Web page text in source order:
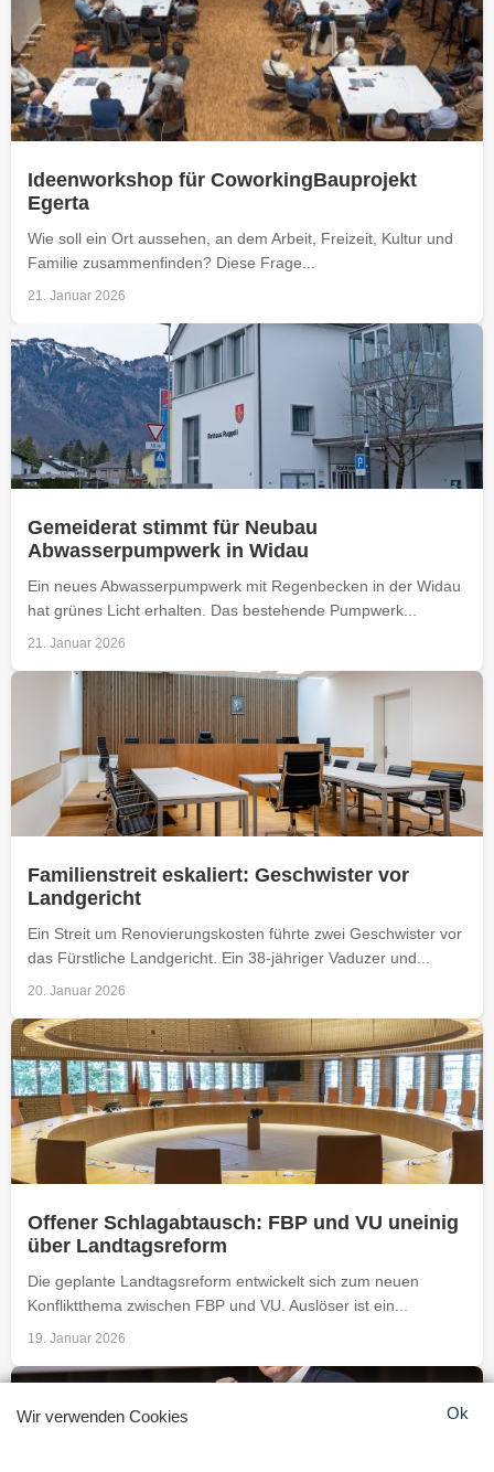
Ideenworkshop für CoworkingBauprojekt
Egerta
Wie soll ein Ort aussehen, an dem Arbeit, Freizeit, Kultur und
Familie zusammenfinden? Diese Frage...
21. Januar 2026
Gemeiderat stimmt für Neubau
Abwasserpumpwerk in Widau
Ein neues Abwasserpumpwerk mit Regenbecken in der Widau
hat grünes Licht erhalten. Das bestehende Pumpwerk...
21. Januar 2026
Familienstreit eskaliert: Geschwister vor
Landgericht
Ein Streit um Renovierungskosten führte zwei Geschwister vor
das Fürstliche Landgericht. Ein 38-jähriger Vaduzer und...
20. Januar 2026
Offener Schlagabtausch: FBP und VU uneinig
über Landtagsreform
Die geplante Landtagsreform entwickelt sich zum neuen
Konfliktthema zwischen FBP und VU. Auslöser ist ein...
19. Januar 2026
Wir verwenden Cookies Ok